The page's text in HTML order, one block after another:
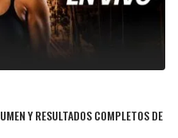
Y RESULTADOS COMPLETOS DE